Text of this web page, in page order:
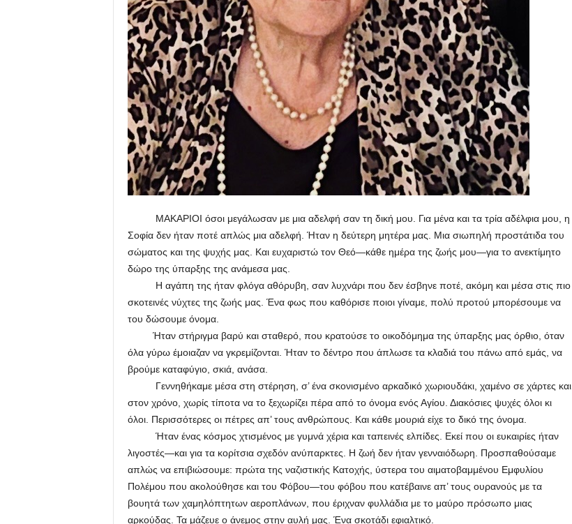
ΜΑΚΑΡΙΟΙ όσοι μεγάλωσαν με μια αδελφή σαν τη δική μου. Για μένα και τα τρία αδέλφια μου, η
Σοφία δεν ήταν ποτέ απλώς μια αδελφή. Ήταν η δεύτερη μητέρα μας. Μια σιωπηλή προστάτιδα του
σώματος και της ψυχής μας. Και ευχαριστώ τον Θεό—κάθε ημέρα της ζωής μου—για το ανεκτίμητο
δώρο της ύπαρξης της ανάμεσα μας.
Η αγάπη της ήταν φλόγα αθόρυβη, σαν λυχνάρι που δεν έσβηνε ποτέ, ακόμη και μέσα στις πιο
σκοτεινές νύχτες της ζωής μας. Ένα φως που καθόρισε ποιοι γίναμε, πολύ προτού μπορέσουμε να
του δώσουμε όνομα.
Ήταν στήριγμα βαρύ και σταθερό, που κρατούσε το οικοδόμημα της ύπαρξης μας όρθιο, όταν
όλα γύρω έμοιαζαν να γκρεμίζονται. Ήταν το δέντρο που άπλωσε τα κλαδιά του πάνω από εμάς, να
βρούμε καταφύγιο, σκιά, ανάσα.
Γεννηθήκαμε μέσα στη στέρηση, σ’ ένα σκονισμένο αρκαδικό χωριουδάκι, χαμένο σε χάρτες και
στον χρόνο, χωρίς τίποτα να το ξεχωρίζει πέρα από το όνομα ενός Αγίου. Διακόσιες ψυχές όλοι κι
όλοι. Περισσότερες οι πέτρες απ’ τους ανθρώπους. Και κάθε μουριά είχε το δικό της όνομα.
Ήταν ένας κόσμος χτισμένος με γυμνά χέρια και ταπεινές ελπίδες. Εκεί που οι ευκαιρίες ήταν
λιγοστές—και για τα κορίτσια σχεδόν ανύπαρκτες. Η ζωή δεν ήταν γενναιόδωρη. Προσπαθούσαμε
απλώς να επιβιώσουμε: πρώτα της ναζιστικής Κατοχής, ύστερα του αιματοβαμμένου Εμφυλίου
Πολέμου που ακολούθησε και του Φόβου—του φόβου που κατέβαινε απ’ τους ουρανούς με τα
βουητά των χαμηλόπτητων αεροπλάνων, που έριχναν φυλλάδια με το μαύρο πρόσωπο μιας
αρκούδας. Τα μάζευε ο άνεμος στην αυλή μας. Ένα σκοτάδι εφιαλτικό.